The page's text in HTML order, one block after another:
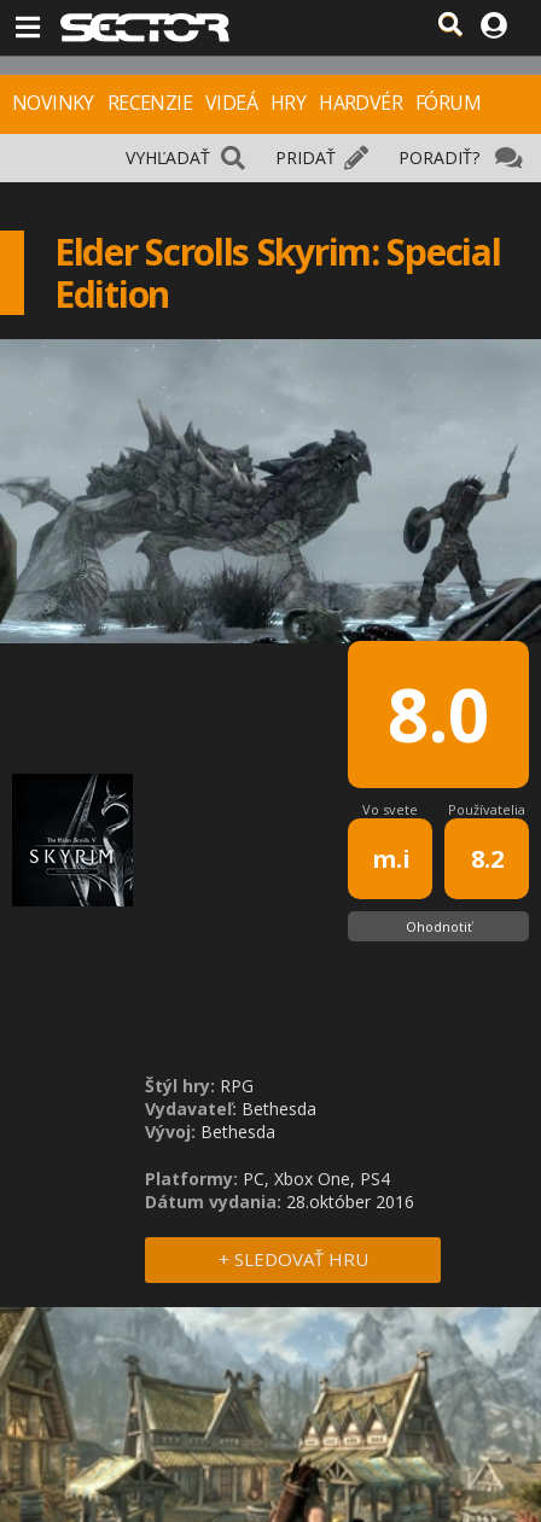
NOVINKY RECENZIE VIDEÁ HRY HARDVÉR FÓRUM
PORADIŤ?
PRIDAŤ
VYHĽADAŤ
Elder Scrolls Skyrim: Special
Edition
8.0
Vo svete
m.i
Používatelia
8.2
Ohodnotiť
Štýl hry: RPG
Vydavateľ: Bethesda
Vývoj: Bethesda
Platformy: PC, Xbox One, PS4
Dátum vydania: 28.október 2016
+ SLEDOVAŤ HRU